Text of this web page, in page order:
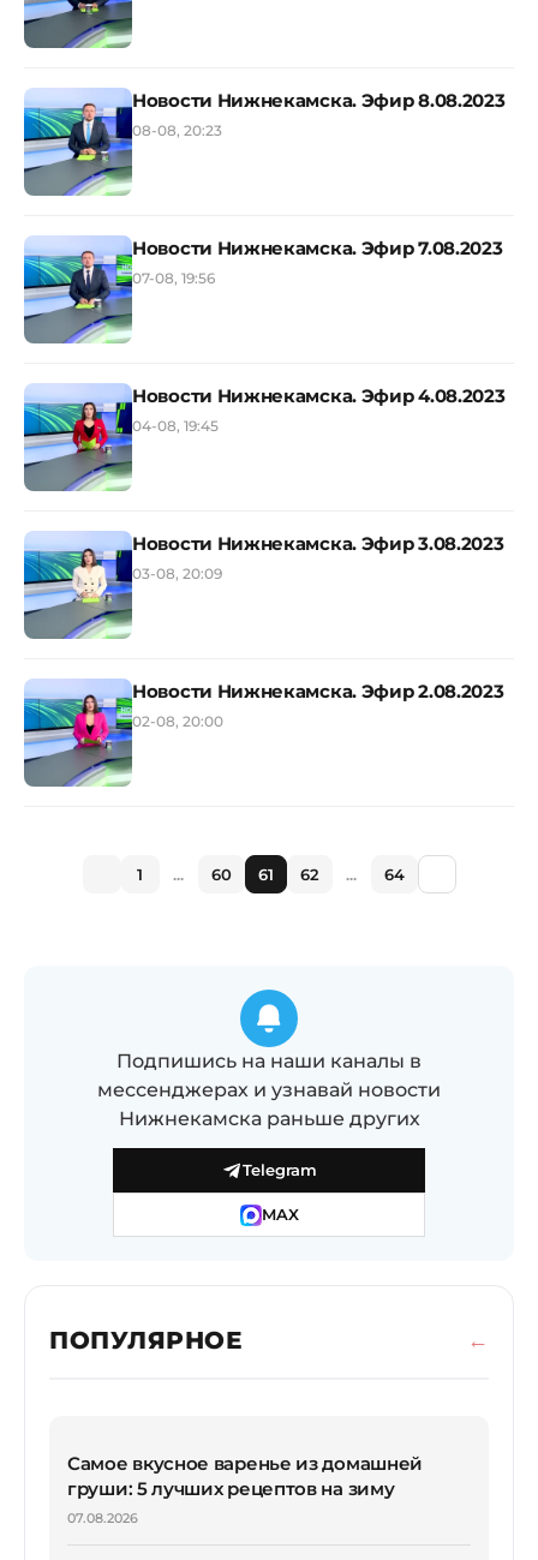
Новости Нижнекамска. Эфир 8.08.2023
08-08, 20:23
Новости Нижнекамска. Эфир 7.08.2023
07-08, 19:56
Новости Нижнекамска. Эфир 4.08.2023
04-08, 19:45
Новости Нижнекамска. Эфир 3.08.2023
03-08, 20:09
Новости Нижнекамска. Эфир 2.08.2023
02-08, 20:00
1 ... 60 61 62 ... 64
Подпишись на наши каналы в
мессенджерах и узнавай новости
Нижнекамска раньше других
Telegram
MAX
ПОПУЛЯРНОЕ
Самое вкусное варенье из домашней
груши: 5 лучших рецептов на зиму
07.08.2026